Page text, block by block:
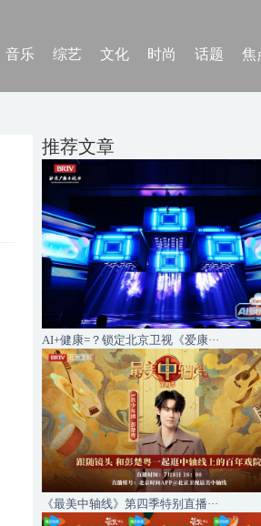
音乐 综艺 文化 时尚 话题 焦
推荐文章
AI+健康=？锁定北京卫视《爱康···
《最美中轴线》第四季特别直播···